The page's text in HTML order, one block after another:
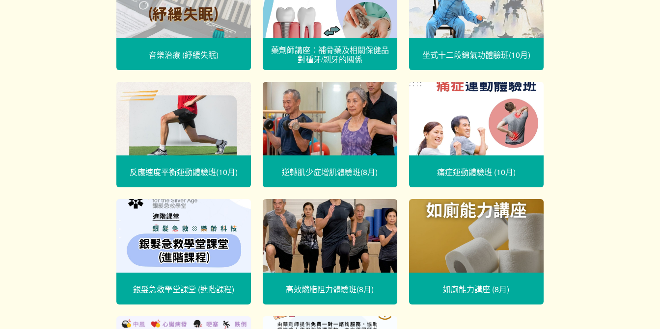
音樂治療 (紓緩失眠)
藥劑師講座：補骨藥及相關保健品
對種牙/剝牙的關係
坐式十二段錦氣功體驗班(10月)
反應速度平衡運動體驗班(10月) 逆轉肌少症增肌體驗班(8月) 痛症運動體驗班 (10月)
銀髮急救學堂課堂 (進階課程) 高效燃脂阻力體驗班(8月) 如廁能力講座 (8月)